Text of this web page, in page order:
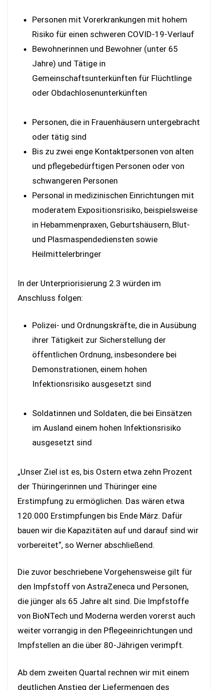
Personen mit Vorerkrankungen mit hohem
Risiko für einen schweren COVID-19-Verlauf
Bewohnerinnen und Bewohner (unter 65
Jahre) und Tätige in
Gemeinschaftsunterkünften für Flüchtlinge
oder Obdachlosenunterkünften
Personen, die in Frauenhäusern untergebracht
oder tätig sind
Bis zu zwei enge Kontaktpersonen von alten
und pflegebedürftigen Personen oder von
schwangeren Personen
Personal in medizinischen Einrichtungen mit
moderatem Expositionsrisiko, beispielsweise
in Hebammenpraxen, Geburtshäusern, Blut-
und Plasmaspendediensten sowie
Heilmittelerbringer
In der Unterpriorisierung 2.3 würden im
Anschluss folgen:
Polizei- und Ordnungskräfte, die in Ausübung
ihrer Tätigkeit zur Sicherstellung der
öffentlichen Ordnung, insbesondere bei
Demonstrationen, einem hohen
Infektionsrisiko ausgesetzt sind
Soldatinnen und Soldaten, die bei Einsätzen
im Ausland einem hohen Infektionsrisiko
ausgesetzt sind
„Unser Ziel ist es, bis Ostern etwa zehn Prozent
der Thüringerinnen und Thüringer eine
Erstimpfung zu ermöglichen. Das wären etwa
120.000 Erstimpfungen bis Ende März. Dafür
bauen wir die Kapazitäten auf und darauf sind wir
vorbereitet“, so Werner abschließend.
Die zuvor beschriebene Vorgehensweise gilt für
den Impfstoff von AstraZeneca und Personen,
die jünger als 65 Jahre alt sind. Die Impfstoffe
von BioNTech und Moderna werden vorerst auch
weiter vorrangig in den Pflegeeinrichtungen und
Impfstellen an die über 80-Jährigen verimpft.
Ab dem zweiten Quartal rechnen wir mit einem
deutlichen Anstieg der Liefermengen des